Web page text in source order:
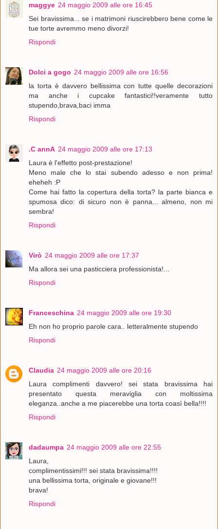
maggye 24 maggio 2009 alle ore 16:45
Sei bravissima... se i matrimoni riuscirebbero bene come le
tue torte avremmo meno divorzi!
Rispondi
Dolci a gogo 24 maggio 2009 alle ore 16:56
la torta è davvero bellissima con tutte quelle decorazioni
ma anche i cupcake fantastici!!veramente tutto
stupendo,brava,baci imma
Rispondi
.C annA 24 maggio 2009 alle ore 17:13
Laura è l'effetto post-prestazione!
Meno male che lo stai subendo adesso e non prima!
eheheh :P
Come hai fatto la copertura della torta? la parte bianca e
spumosa dico: di sicuro non è panna... almeno, non mi
sembra!
Rispondi
Virò 24 maggio 2009 alle ore 17:37
Ma allora sei una pasticciera professionista!...
Rispondi
Franceschina 24 maggio 2009 alle ore 19:30
Eh non ho proprio parole cara.. letteralmente stupendo
Rispondi
Claudia 24 maggio 2009 alle ore 20:16
Laura complimenti davvero! sei stata bravissima hai
presentato questa meraviglia con moltissima
eleganza..anche a me piacerebbe una torta coasì bella!!!!
Rispondi
dadaumpa 24 maggio 2009 alle ore 22:55
Laura,
complimentissimi!!! sei stata bravissima!!!!
una bellissima torta, originale e giovane!!!
brava!
Rispondi